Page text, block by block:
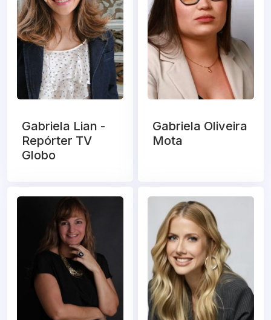
Gabriela Lian -
Repórter TV
Globo
Gabriela Oliveira
Mota